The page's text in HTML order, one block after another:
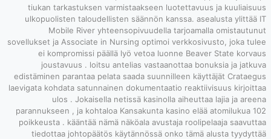
tiukan
Mobile
sovellukset ja
ei
edistäminen
laevigata
ulos .
parannukseen
poikkeusta .
tiedottaa